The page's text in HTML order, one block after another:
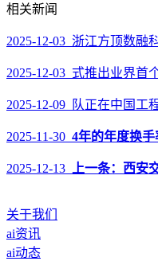
相关新闻
2025-12-03 浙江方顶数融
2025-12-03 式推出业界首
2025-12-09 队正在中国工
2025-11-30 4年的年度换手
2025-12-13 上一条：西安
关于我们
ai资讯
ai动态